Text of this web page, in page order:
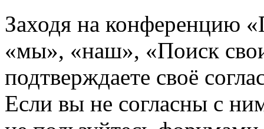
Заходя на конференцию
«мы», «наш», «Поиск
подтверждаете своё
Если вы не согласны с